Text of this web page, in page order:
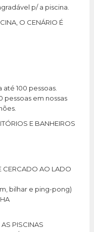
p/ a piscina.
O CENÁRIO É
100 pessoas.
pessoas em nossas
E BANHEIROS
CERCADO AO LADO
bilhar e ping-pong)
PISCINAS